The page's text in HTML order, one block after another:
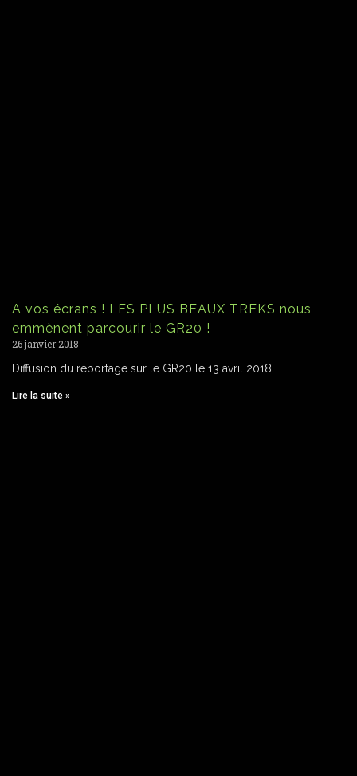
A vos écrans ! LES PLUS BEAUX TREKS nous
emmènent parcourir le GR20 !
26 janvier 2018
Diffusion du reportage sur le GR20 le 13 avril 2018
Lire la suite »